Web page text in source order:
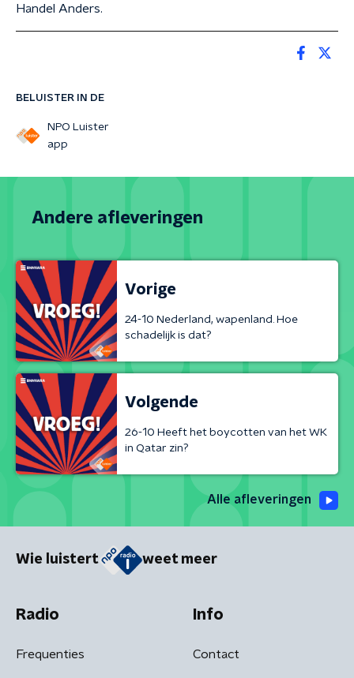
BELUISTER IN DE
NPO Luister
app
Handel Anders.
Andere afleveringen
Vorige
24-10 Nederland, wapenland. Hoe
schadelijk is dat?
Volgende
26-10 Heeft het boycotten van het WK
in Qatar zin?
Alle afleveringen
Wie luistert weet meer
Radio
Frequenties
Info
Contact